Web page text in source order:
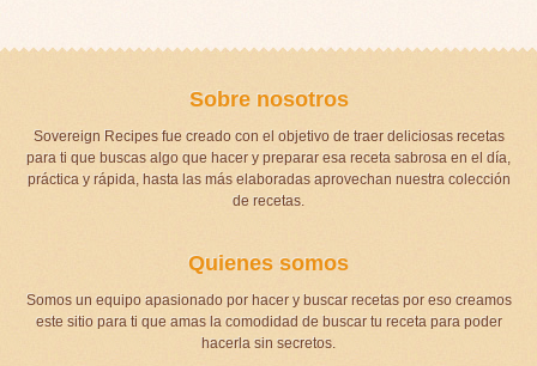
Sobre nosotros
Sovereign Recipes fue creado con el objetivo de traer deliciosas recetas
para ti que buscas algo que hacer y preparar esa receta sabrosa en el día,
práctica y rápida, hasta las más elaboradas aprovechan nuestra colección
de recetas.
Quienes somos
Somos un equipo apasionado por hacer y buscar recetas por eso creamos
este sitio para ti que amas la comodidad de buscar tu receta para poder
hacerla sin secretos.